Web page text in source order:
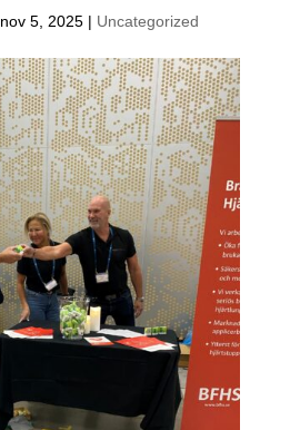
nov 5, 2025| Uncategorized